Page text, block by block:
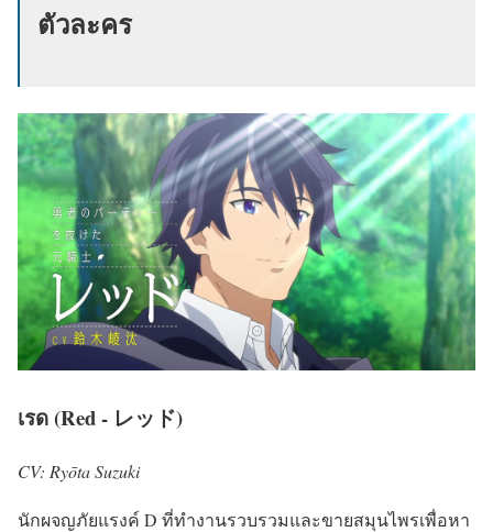
ตัวละคร
เรด (Red - レッド)
CV: Ryōta Suzuki
นักผจญภัยแรงค์ D ที่ทำงานรวบรวมและขายสมุนไพรเพื่อหา